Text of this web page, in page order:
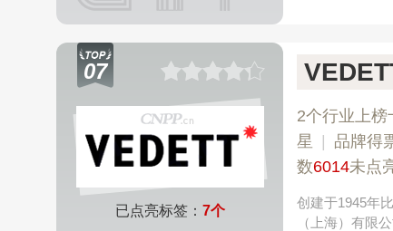
07
已点亮标签： 7个
2个行业上榜
星
品牌得
数6014未点
创建于1945年
（上海）有限公